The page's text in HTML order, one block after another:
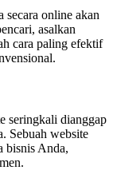
secara online akan
asalkan
cara paling efektif
seringkali dianggap
Sebuah website
bisnis Anda,